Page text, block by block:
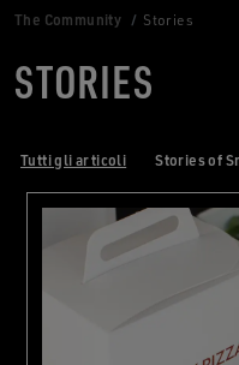
pagina
The Community Stories
STORIES
Tutti gli articoli Stories of